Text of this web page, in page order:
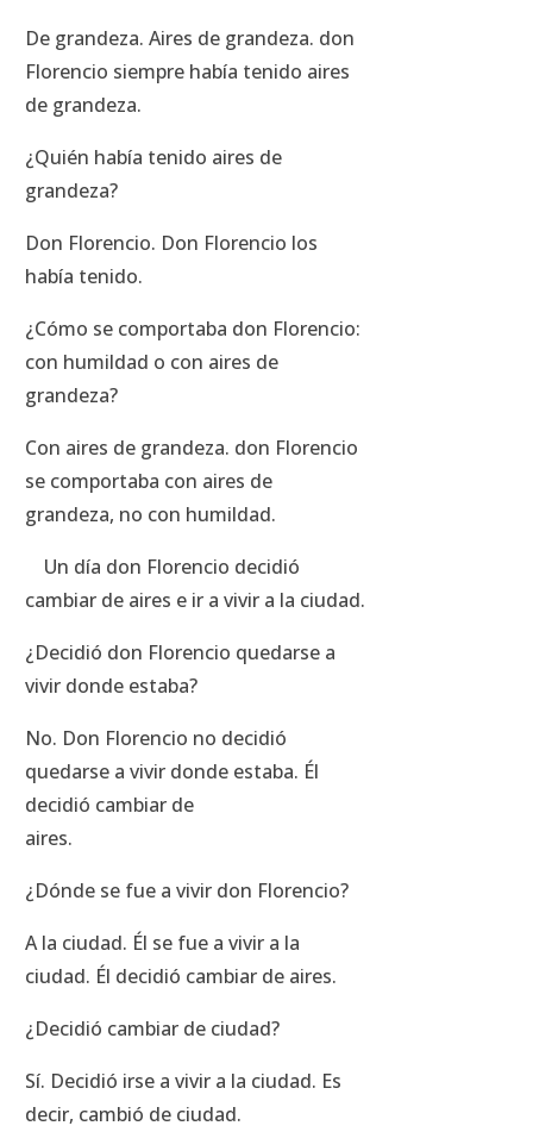
De grandeza. Aires de grandeza. don
Florencio siempre había tenido aires
de grandeza.
¿Quién había tenido aires de
grandeza?
Don Florencio. Don Florencio los
había tenido.
¿Cómo se comportaba don Florencio:
con humildad o con aires de
grandeza?
Con aires de grandeza. don Florencio
se comportaba con aires de
grandeza, no con humildad.
Un día don Florencio decidió
cambiar de aires e ir a vivir a la ciudad.
¿Decidió don Florencio quedarse a
vivir donde estaba?
No. Don Florencio no decidió
quedarse a vivir donde estaba. Él
decidió cambiar de
aires.
¿Dónde se fue a vivir don Florencio?
A la ciudad. Él se fue a vivir a la
ciudad. Él decidió cambiar de aires.
¿Decidió cambiar de ciudad?
Sí. Decidió irse a vivir a la ciudad. Es
decir, cambió de ciudad.